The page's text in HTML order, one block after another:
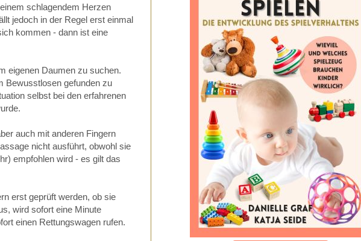
schlagendem Herzen
jedoch in der Regel erst einmal
kommen - dann ist eine
eigenen Daumen zu suchen.
Bewusstlosen gefunden zu
selbst bei den erfahrenen
auch mit anderen Fingern
nicht ausführt, obwohl sie
empfohlen wird - es gilt das
erst geprüft werden, ob sie
wird sofort eine Minute
einen Rettungswagen rufen.